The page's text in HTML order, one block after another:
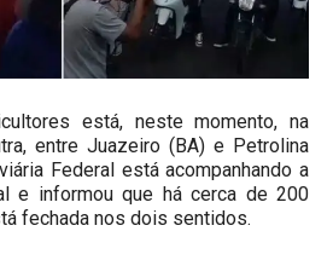
está, neste momento, na
entre Juazeiro (BA) e Petrolina
Federal está acompanhando a
e informou que há cerca de 200
fechada nos dois sentidos.